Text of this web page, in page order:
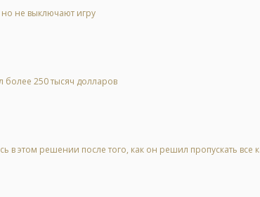
но не выключают игру
более 250 тысяч долларов
в этом решении после того, как он решил пропускать все